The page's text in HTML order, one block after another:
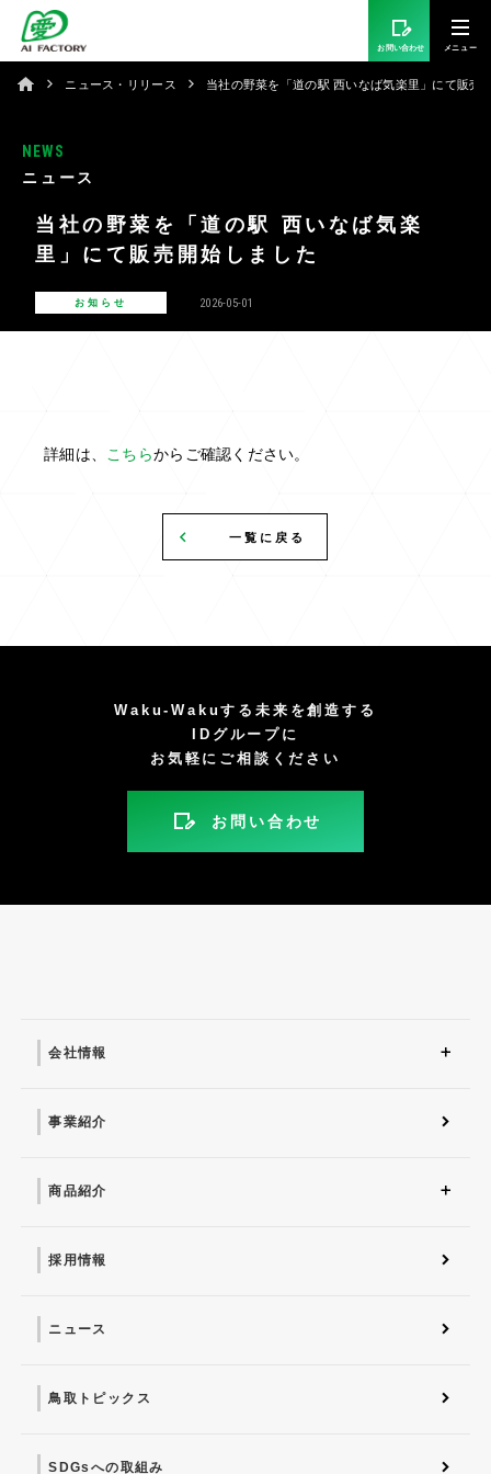
お問い合わせ
ニュース・リリース 当社の野菜を「道の駅 西いなば気楽里」にて販売
NEWS
ニュース
当社の野菜を「道の駅 西いなば気楽
里」にて販売開始しました
お知らせ 2026-05-01
詳細は、 こちらからご確認ください。
一覧に戻る
Waku-Wakuする未来を創造する
IDグループに
お気軽にご相談ください
お問い合わせ
会社情報
事業紹介
商品紹介
採用情報
ニュース
鳥取トピックス
SDGsへの取組み